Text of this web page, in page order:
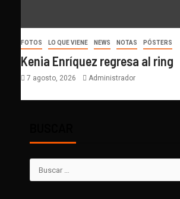
FOTOS LO QUE VIENE NEWS NOTAS PÓSTERS
Kenia Enríquez regresa al ring
7 agosto, 2026 Administrador